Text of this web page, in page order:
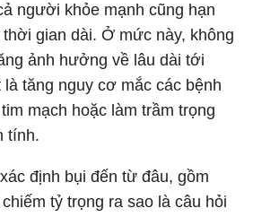
người khỏe mạnh cũng hạn
gian dài. Ở mức này, không
ảnh hưởng về lâu dài tới
tăng nguy cơ mắc các bệnh
mạch hoặc làm trầm trọng
tính.
định bụi đến từ đâu, gồm
tỷ trọng ra sao là câu hỏi